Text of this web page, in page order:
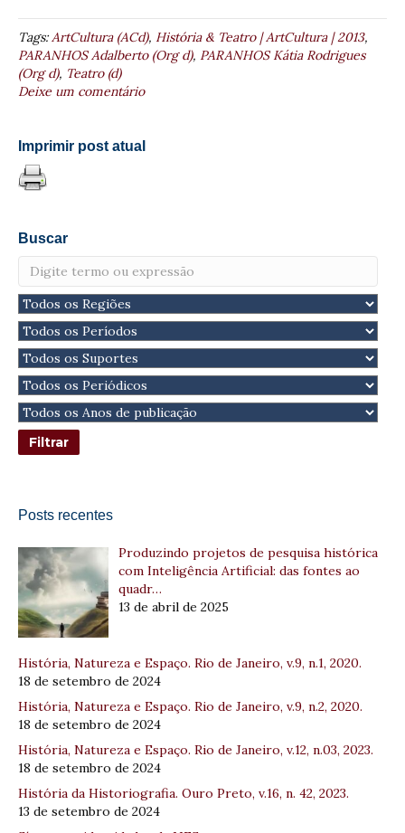
Tags:ArtCultura (ACd), História & Teatro | ArtCultura | 2013,
PARANHOS Adalberto (Org d), PARANHOS Kátia Rodrigues
(Org d), Teatro (d)
Deixe um comentário
Imprimir post atual
Buscar
Posts recentes
Produzindo projetos de pesquisa histórica
com Inteligência Artificial: das fontes ao
quadr…
13 de abril de 2025
História, Natureza e Espaço. Rio de Janeiro, v.9, n.1, 2020.
18 de setembro de 2024
História, Natureza e Espaço. Rio de Janeiro, v.9, n.2, 2020.
18 de setembro de 2024
História, Natureza e Espaço. Rio de Janeiro, v.12, n.03, 2023.
18 de setembro de 2024
História da Historiografia. Ouro Preto, v.16, n. 42, 2023.
13 de setembro de 2024